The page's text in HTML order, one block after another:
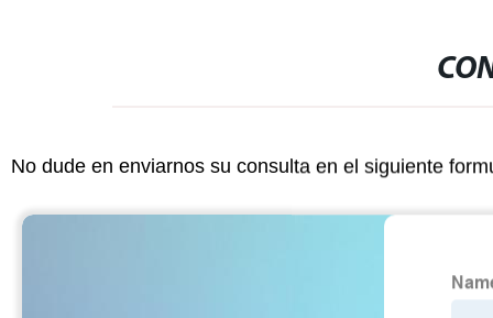
No dude en enviarnos su consulta en el siguiente